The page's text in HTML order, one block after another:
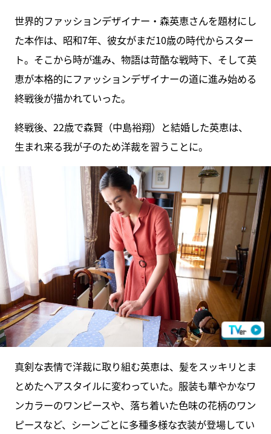
世界的ファッションデザイナー・森英恵さんを題材にし
た本作は、昭和7年、彼女がまだ10歳の時代からスター
ト。そこから時が進み、物語は苛酷な戦時下、そして英
恵が本格的にファッションデザイナーの道に進み始める
終戦後が描かれていった。
終戦後、22歳で森賢（中島裕翔）と結婚した英恵は、
生まれ来る我が子のため洋裁を習うことに。
真剣な表情で洋裁に取り組む英恵は、髪をスッキリとま
とめたヘアスタイルに変わっていた。服装も華やかなワ
ンカラーのワンピースや、落ち着いた色味の花柄のワン
ピースなど、シーンごとに多種多様な衣装が登場してい